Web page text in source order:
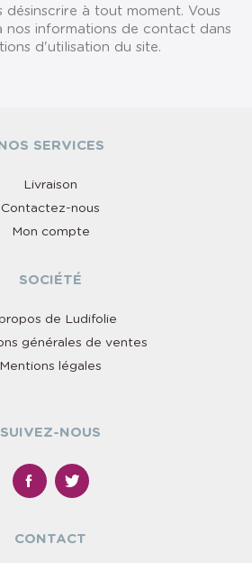
désinscrire à tout moment. Vous
nos informations de contact dans
d'utilisation du site.
SERVICES
Livraison
Contactez-nous
Mon compte
SOCIÉTÉ
de Ludifolie
générales de ventes
Mentions légales
SUIVEZ-NOUS
CONTACT